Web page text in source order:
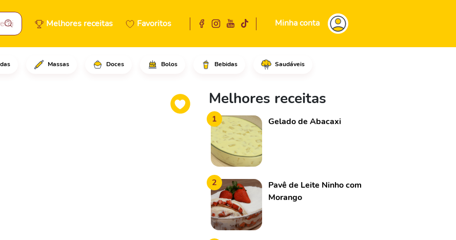
Melhores receitas Favoritos Minha conta
Massas Doces Bolos Bebidas Saudáveis
em raspas finas.Em seguida, em uma panela,
Melhores receitas
1 Gelado de Abacaxi
2
Pavê de Leite Ninho com
Morango